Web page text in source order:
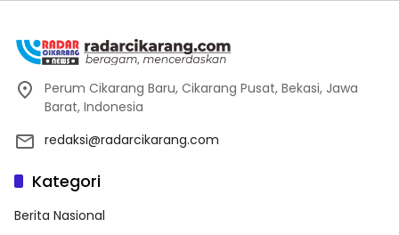
Perum Cikarang Baru, Cikarang Pusat, Bekasi, Jawa
Barat, Indonesia
redaksi@radarcikarang.com
Kategori
Berita Nasional